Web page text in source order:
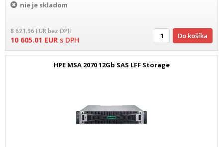
nie je skladom
8 621.96 EURbez DPH
10 605.01 EUR s DPH Do košíka
HPE MSA 2070 12Gb SAS LFF Storage